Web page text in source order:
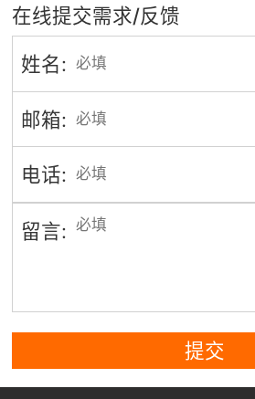
在线提交需求/反馈
姓名:
邮箱:
电话:
留言:
提交